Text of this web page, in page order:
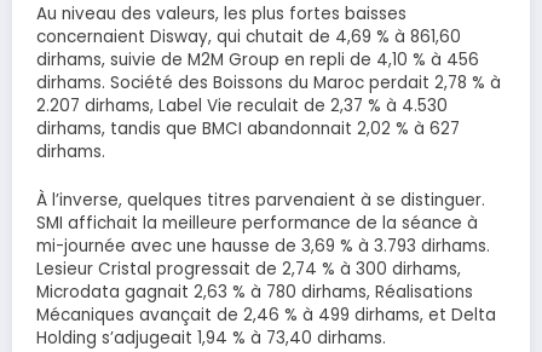
Au niveau des valeurs, les plus fortes baisses
concernaient Disway, qui chutait de 4,69 % à 861,60
dirhams, suivie de M2M Group en repli de 4,10 % à 456
dirhams. Société des Boissons du Maroc perdait 2,78 % à
2.207 dirhams, Label Vie reculait de 2,37 % à 4.530
dirhams, tandis que BMCI abandonnait 2,02 % à 627
dirhams.
À l’inverse, quelques titres parvenaient à se distinguer.
SMI affichait la meilleure performance de la séance à
mi-journée avec une hausse de 3,69 % à 3.793 dirhams.
Lesieur Cristal progressait de 2,74 % à 300 dirhams,
Microdata gagnait 2,63 % à 780 dirhams, Réalisations
Mécaniques avançait de 2,46 % à 499 dirhams, et Delta
Holding s’adjugeait 1,94 % à 73,40 dirhams.